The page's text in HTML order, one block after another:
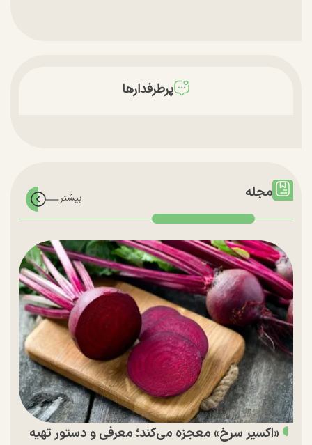
پرطرفدارها
مجله
«اکسیر سرخ» معجزه می‌کند؛ معرفی و دستور تهیه